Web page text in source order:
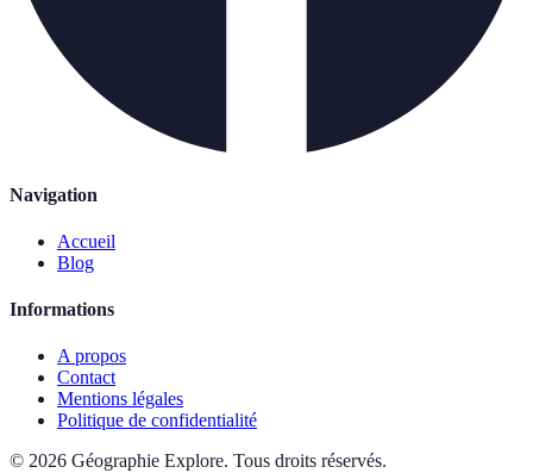
Navigation
Accueil
Blog
Informations
A propos
Contact
Mentions légales
Politique de confidentialité
© 2026 Géographie Explore. Tous droits réservés.